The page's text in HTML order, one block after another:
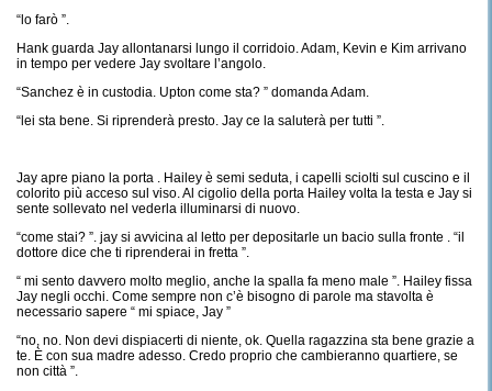
“lo farò ”.
Hank guarda Jay allontanarsi lungo il corridoio. Adam, Kevin e Kim arrivano
in tempo per vedere Jay svoltare l’angolo.
“Sanchez è in custodia. Upton come sta? ” domanda Adam.
“lei sta bene. Si riprenderà presto. Jay ce la saluterà per tutti ”.
Jay apre piano la porta . Hailey è semi seduta, i capelli sciolti sul cuscino e il
colorito più acceso sul viso. Al cigolio della porta Hailey volta la testa e Jay si
sente sollevato nel vederla illuminarsi di nuovo.
“come stai? ”. jay si avvicina al letto per depositarle un bacio sulla fronte . “il
dottore dice che ti riprenderai in fretta ”.
“ mi sento davvero molto meglio, anche la spalla fa meno male ”. Hailey fissa
Jay negli occhi. Come sempre non c’è bisogno di parole ma stavolta è
necessario sapere “ mi spiace, Jay ”
“no, no. Non devi dispiacerti di niente, ok. Quella ragazzina sta bene grazie a
te. È con sua madre adesso. Credo proprio che cambieranno quartiere, se
non città ”.